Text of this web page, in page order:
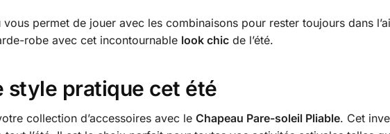
permet de jouer avec les combinaisons pour rester toujours dans
robe avec cet incontournable look chicde l’été.
style pratique cet été
collection d’accessoires avec le Chapeau Pare-soleil Pliable. Cet